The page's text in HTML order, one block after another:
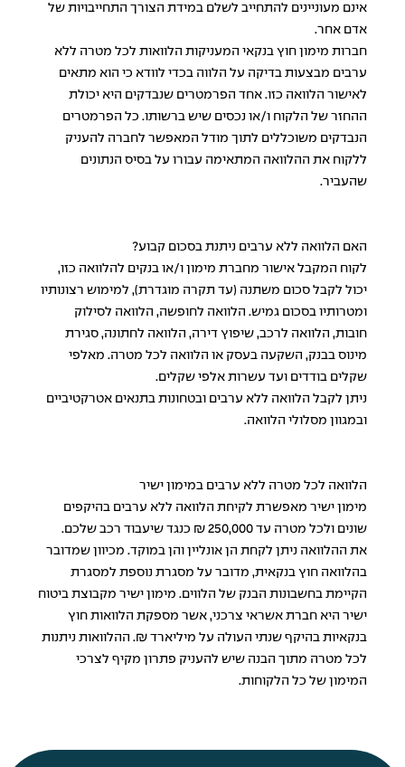
אינם מעוניינים להתחייב לשלם במידת הצורך התחייבויות של
אדם אחר.
חברות מימון חוץ בנקאי המעניקות הלוואות לכל מטרה ללא
ערבים מבצעות בדיקה על הלווה בכדי לוודא כי הוא מתאים
לאישור הלוואה כזו. אחד הפרמטרים שנבדקים היא יכולת
ההחזר של הלקוח ו/או נכסים שיש ברשותו. כל הפרמטרים
הנבדקים משוכללים לתוך מודל המאפשר לחברה להעניק
ללקוח את ההלוואה המתאימה עבורו על בסיס הנתונים
שהעביר.
האם הלוואה ללא ערבים ניתנת בסכום קבוע?
לקוח המקבל אישור מחברת מימון ו/או בנקים להלוואה כזו,
יכול לקבל סכום משתנה (עד תקרה מוגדרת), למימוש רצונותיו
ומטרותיו בסכום גמיש. הלוואה לחופשה, הלוואה לסילוק
חובות, הלוואה לרכב, שיפוץ דירה, הלוואה לחתונה, סגירת
מינוס בבנק, השקעה בעסק או הלוואה לכל מטרה. מאלפי
שקלים בודדים ועד עשרות אלפי שקלים.
ניתן לקבל הלוואה ללא ערבים ובטחונות בתנאים אטרקטיביים
ובמגוון מסלולי הלוואה.
הלוואה לכל מטרה ללא ערבים במימון ישיר
מימון ישיר מאפשרת לקיחת הלוואה ללא ערבים בהיקפים
שונים ולכל מטרה עד 250,000 ₪ כנגד שיעבוד רכב שלכם.
את ההלוואה ניתן לקחת הן אונליין והן במוקד. מכיוון שמדובר
בהלוואה חוץ בנקאית, מדובר על מסגרת נוספת למסגרת
הקיימת בחשבונות הבנק של הלווים. מימון ישיר מקבוצת ביטוח
ישיר היא חברת אשראי צרכני, אשר מספקת הלוואות חוץ
בנקאיות בהיקף שנתי העולה על מיליארד ₪. ההלוואות ניתנות
לכל מטרה מתוך הבנה שיש להעניק פתרון מקיף לצרכי
המימון של כל הלקוחות.